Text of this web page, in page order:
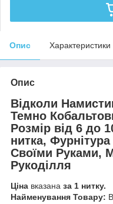
Опис Характеристики
Опис
Відколи
Темно
Розмір від 6 до
нитка,
Своїми Руками,
Рукоділля
Ціна вказана за 1 нитку.
Найменування Товару: